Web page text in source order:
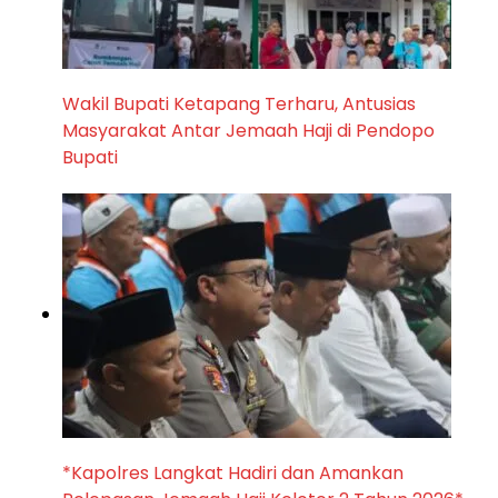
Wakil Bupati Ketapang Terharu, Antusias
Masyarakat Antar Jemaah Haji di Pendopo
Bupati
*Kapolres Langkat Hadiri dan Amankan